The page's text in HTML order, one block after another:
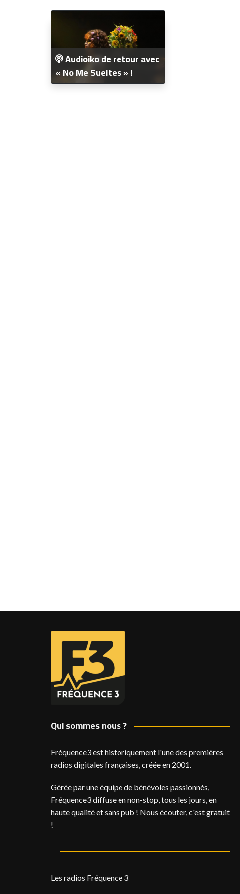
Audioiko de retour avec
« No Me Sueltes » !
Qui sommes nous ?
Fréquence3 est historiquement l'une des premières
radios digitales françaises, créée en 2001.
Gérée par une équipe de bénévoles passionnés,
Fréquence3 diffuse en non-stop, tous les jours, en
haute qualité et sans pub ! Nous écouter, c'est gratuit
!
Les radios Fréquence 3